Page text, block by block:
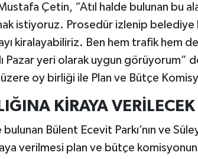
Çetin, “Atıl halde bulunan bu
istiyoruz. Prosedür izlenip
kiralayabiliriz. Ben hem trafik hem
Pazar yeri olarak uygun görüyorum”
oy birliği ile Plan ve Bütçe
KİRAYA VERİLECEK
Bülent Ecevit Parkı’nın ve
verilmesi plan ve bütçe